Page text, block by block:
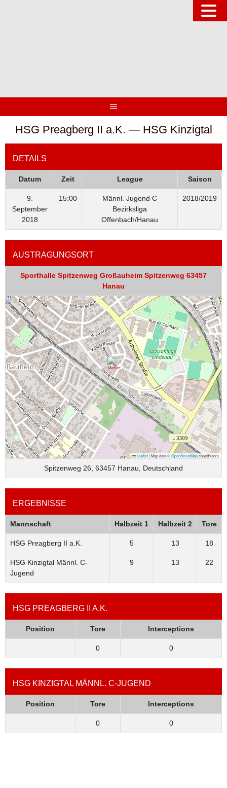
HSG Preagberg II a.K. — HSG Kinzigtal
DETAILS
Datum Zeit League Saison
9.
September
2018
15:00
Männl. Jugend C
Bezirksliga
Offenbach/Hanau
2018/2019
AUSTRAGUNGSORT
Sporthalle Spitzenweg Großauheim Spitzenweg 63457
Hanau
Leaflet|Map data ©OpenStreetMapcontributors
Spitzenweg 26, 63457 Hanau, Deutschland
ERGEBNISSE
Mannschaft Halbzeit 1 Halbzeit 2 Tore
HSG Preagberg II a.K. 5 13 18
HSG Kinzigtal Männl. C-
Jugend
9 13 22
HSG PREAGBERG II A.K.
Position Tore Interceptions
0 0
HSG KINZIGTAL MÄNNL. C-JUGEND
Position Tore Interceptions
0 0